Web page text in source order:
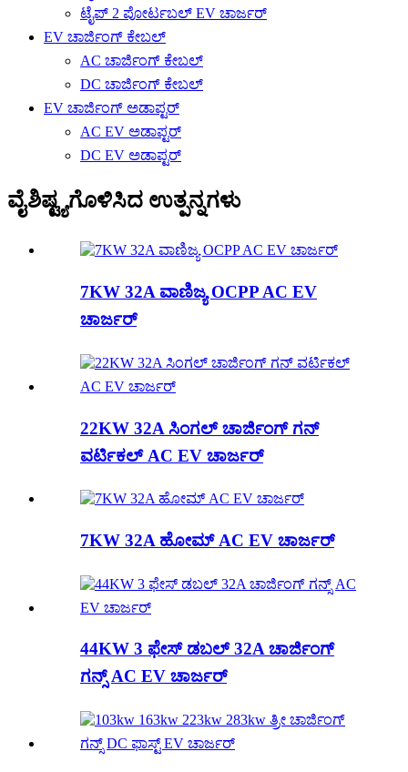
ಟೈಪ್ 2 ಪೋರ್ಟಬಲ್ EV ಚಾರ್ಜರ್
EV ಚಾರ್ಜಿಂಗ್ ಕೇಬಲ್
AC ಚಾರ್ಜಿಂಗ್ ಕೇಬಲ್
DC ಚಾರ್ಜಿಂಗ್ ಕೇಬಲ್
EV ಚಾರ್ಜಿಂಗ್ ಅಡಾಪ್ಟರ್
AC EV ಅಡಾಪ್ಟರ್
DC EV ಅಡಾಪ್ಟರ್
ವೈಶಿಷ್ಟ್ಯಗೊಳಿಸಿದ ಉತ್ಪನ್ನಗಳು
7KW 32A ವಾಣಿಜ್ಯ OCPP AC EV
ಚಾರ್ಜರ್
22KW 32A ಸಿಂಗಲ್ ಚಾರ್ಜಿಂಗ್ ಗನ್
ವರ್ಟಿಕಲ್ AC EV ಚಾರ್ಜರ್
7KW 32A ಹೋಮ್ AC EV ಚಾರ್ಜರ್
44KW 3 ಫೇಸ್ ಡಬಲ್ 32A ಚಾರ್ಜಿಂಗ್
ಗನ್ಸ್ AC EV ಚಾರ್ಜರ್